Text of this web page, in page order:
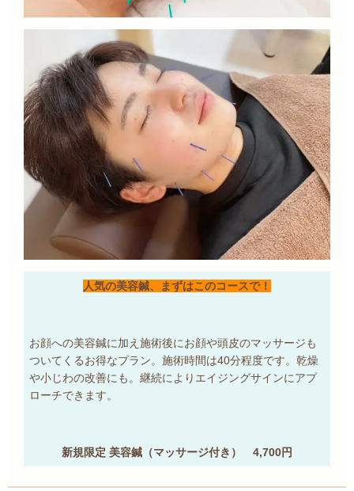
人気の美容鍼、まずはこのコースで！
お顔への美容鍼に加え施術後にお顔や頭皮のマッサージも
ついてくるお得なプラン。施術時間は40分程度です。乾燥
や小じわの改善にも。継続によりエイジングサインにアプ
ローチできます。
新規限定 美容鍼（マッサージ付き） 4,700円